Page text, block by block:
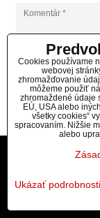
*(Povinné)
Vytvorené
Cookies používame
webovej
zhromažďovanie
môžeme použiť
zhromaždené údaje
EÚ, USA alebo
všetky cookies“
spracovaním. Nižšie
alebo
Ukázať podrobnosti